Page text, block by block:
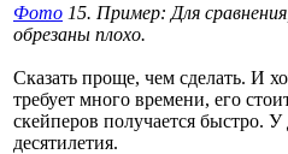
Фото 15. Пример: Для
обрезаны плохо.
Сказать проще, чем сделать. И
требует много времени, его
скейперов получается быстро. У
десятилетия.